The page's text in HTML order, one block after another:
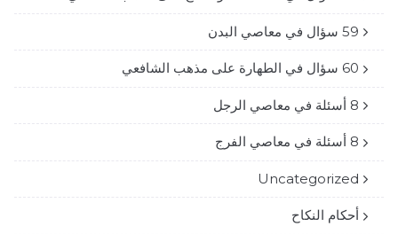
59 سؤال في معاصي البدن
60 سؤال في الطهارة على مذهب الشافعي
8 أسئلة في معاصي الرجل
8 أسئلة في معاصي الفرج
Uncategorized
أحكام النكاح